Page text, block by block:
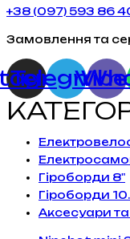
+38 (097) 593 86
Замовлення та
Telegram
Гіроборди 8"
Гіроборди
Аксесуари